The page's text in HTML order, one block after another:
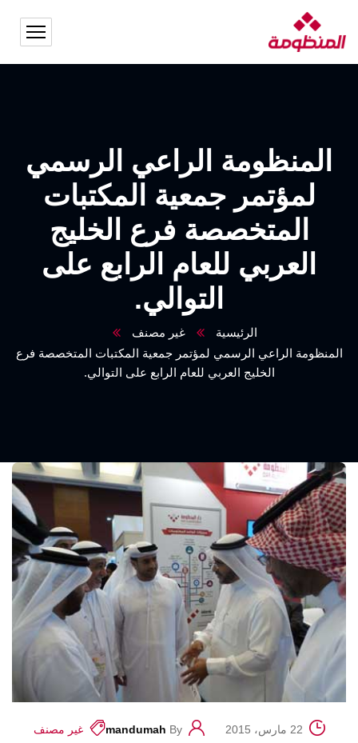
المنظومة الراعي الرسمي
لمؤتمر جمعية المكتبات
المتخصصة فرع الخليج
العربي للعام الرابع على
التوالي.
الرئيسية
غير مصنف
المنظومة الراعي الرسمي لمؤتمر جمعية المكتبات المتخصصة فرع
الخليج العربي للعام الرابع على التوالي.
22 مارس، 2015 By
mandumah غير مصنف